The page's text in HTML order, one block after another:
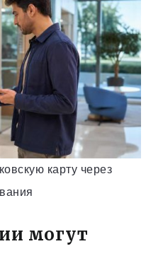
карту через
могут